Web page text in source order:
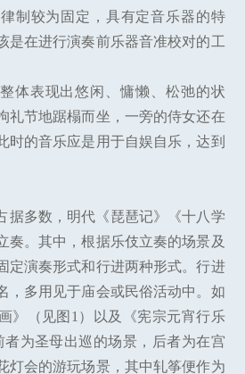
制较为固定，具有定音乐器的特
是在进行演奏前乐器音准校对的工
体表现出悠闲、慵懒、松弛的状
礼节地踞榻而坐，一旁的侍女还在
时的音乐应是用于自娱自乐，达到
据多数，明代《琵琶记》《十八学
奏。其中，根据乐伎立奏的场景及
定演奏形式和行进两种形式。行进
，多用见于庙会或民俗活动中。如
》（见图1）以及《宪宗元宵行乐
者为圣母出巡的场景，后者为在宫
灯会的游玩场景，其中轧筝便作为